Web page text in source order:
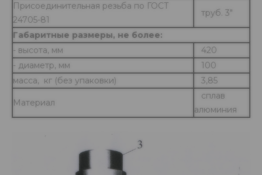
Присоединительная резьба по ГОСТ
24705-81
труб. 3"
Габаритные размеры, не более:
- высота, мм
420
- диаметр, мм
100
масса, кг (без упаковки)
3,85
Материал
сплав
алюминия